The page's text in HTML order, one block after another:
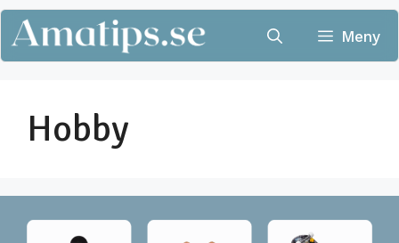
Hoppa
till
innehåll
Meny
Hobby